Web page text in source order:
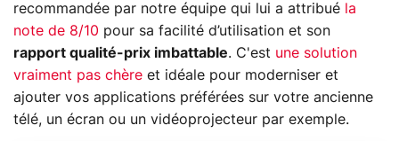
recommandée par notre équipe qui lui a attribué la
note de 8/10 pour sa facilité d’utilisation et son
rapport qualité-prix imbattable. C'est une solution
vraiment pas chère et idéale pour moderniser et
ajouter vos applications préférées sur votre ancienne
télé, un écran ou un vidéoprojecteur par exemple.